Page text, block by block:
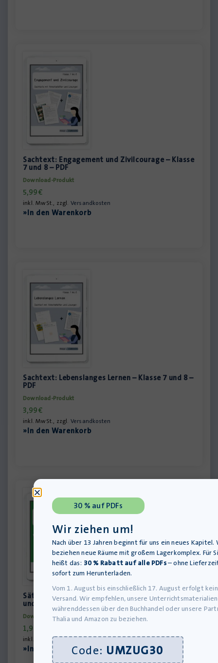
Sachtext: Engagement und Zivilcourage – Klasse
7 und 8 – PDF
Download-Produkt
5,99€
inkl. MwSt., zzgl. Versandkosten
»In den Warenkorb
Sachtext: Lebenslanges Lernen – Klasse 7 und 8 –
PDF
Download-Produkt
3,99€
inkl. MwSt., zzgl. Versandkosten
»In den Warenkorb
Sätze bilden Texte – Satzschlamassel – Klasse 7
und 8 – PDF
Download-Produkt
1,99
inkl. MwSt., zzgl.Versandkosten
»In den Warenkorb
30 % auf PDFs
Wir ziehen um!
Nach über 13 Jahren beginnt für uns ein neues Kapitel.
beziehen neue Räume mit großem Lagerkomplex. Für
heißt das: 30 % Rabatt auf alle PDFs– ohne
sofort zum Herunterladen.
Vom 1. August bis einschließlich 17. August erfolgt kein
Versand. Wir empfehlen, unsere Unterrichtsmaterialien
währenddessen über den Buchhandel oder unsere
Thalia und Amazon zu beziehen.
Code: UMZUG30